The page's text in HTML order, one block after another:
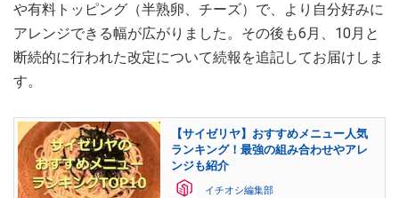
や有料トッピング（半熟卵、チーズ）で、より自分好みに
アレンジできる幅が広がりました。その後も6月、10月と
断続的に行われた改定について続報を追記してお届けしま
す。
【サイゼリヤ】おすすめメニュー人気
ランキング！最強の組み合わせやアレ
ンジも紹介
イチオシ編集部